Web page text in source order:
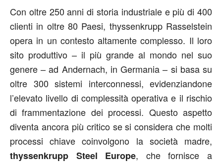
Con oltre 250 anni di storia industriale e più di 400
clienti in oltre 80 Paesi, thyssenkrupp Rasselstein
opera in un contesto altamente complesso. Il loro
sito produttivo – il più grande al mondo nel suo
genere – ad Andernach, in Germania – si basa su
oltre 300 sistemi interconnessi, evidenziandone
l’elevato livello di complessità operativa e il rischio
di frammentazione dei processi. Questo aspetto
diventa ancora più critico se si considera che molti
processi chiave coinvolgono la società madre,
thyssenkrupp Steel Europe, che fornisce a